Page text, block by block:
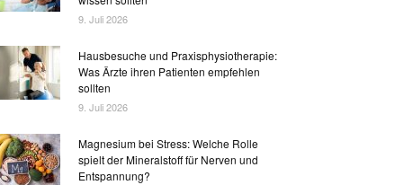
9. Juli 2026
Hausbesuche und Praxisphysiotherapie:
Was Ärzte ihren Patienten empfehlen
sollten
9. Juli 2026
Magnesium bei Stress: Welche Rolle
spielt der Mineralstoff für Nerven und
Entspannung?